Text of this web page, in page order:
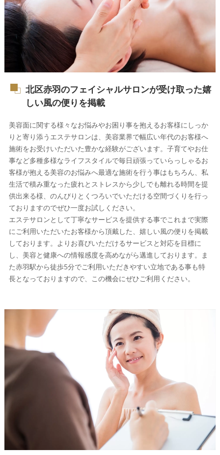
北区赤羽のフェイシャルサロンが受け取った嬉
しい風の便りを掲載
美容面に関する様々なお悩みやお困り事を抱えるお客様にしっか
りと寄り添うエステサロンは、美容業界で幅広い年代のお客様へ
施術をお受けいただいた豊かな経験がございます。子育てやお仕
事など多種多様なライフスタイルで毎日頑張っていらっしゃるお
客様が抱える美容のお悩みへ最適な施術を行う事はもちろん、私
生活で積み重なった疲れとストレスから少しでも離れる時間を提
供出来る様、のんびりとくつろいでいただける空間づくりを行っ
ておりますのでぜひ一度お試しください。
エステサロンとして丁寧なサービスを提供する事でこれまで実際
にご利用いただいたお客様から頂戴した、嬉しい風の便りを掲載
しております。よりお喜びいただけるサービスと対応を目標に
し、美容と健康への情報感度を高めながら邁進しております。ま
た赤羽駅から徒歩5分でご利用いただきやすい立地である事も特
長となっておりますので、この機会にぜひご利用ください。